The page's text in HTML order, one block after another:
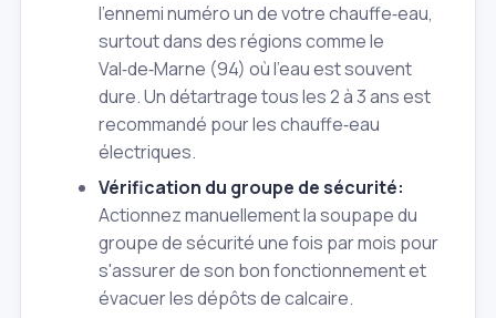
l'ennemi numéro un de votre chauffe‑eau,
surtout dans des régions comme le
Val‑de‑Marne (94) où l'eau est souvent
dure. Un détartrage tous les 2 à 3 ans est
recommandé pour les chauffe‑eau
électriques.
Vérification du groupe de sécurité:
Actionnez manuellement la soupape du
groupe de sécurité une fois par mois pour
s'assurer de son bon fonctionnement et
évacuer les dépôts de calcaire.